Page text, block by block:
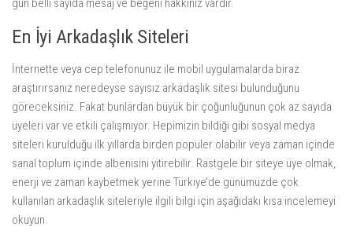
gün belli sayıda mesaj ve beğeni hakkınız vardır.
En İyi Arkadaşlık Siteleri
İnternette veya cep telefonunuz ile mobil uygulamalarda biraz
araştırırsanız neredeyse sayısız arkadaşlık sitesi bulunduğunu
göreceksiniz. Fakat bunlardan büyük bir çoğunluğunun çok az sayıda
üyeleri var ve etkili çalışmıyor. Hepimizin bildiği gibi sosyal medya
siteleri kurulduğu ilk yıllarda birden popüler olabilir veya zaman içinde
sanal toplum içinde albenisini yitirebilir. Rastgele bir siteye üye olmak,
enerji ve zaman kaybetmek yerine Türkiye’de günümüzde çok
kullanılan arkadaşlık siteleriyle ilgili bilgi için aşağıdaki kısa incelemeyi
okuyun.